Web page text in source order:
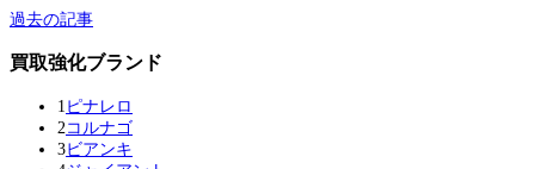
過去の記事
買取強化ブランド
1 ピナレロ
2 コルナゴ
3ビアンキ